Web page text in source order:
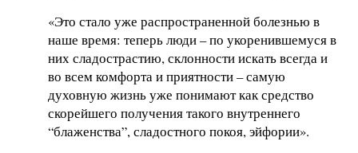
«Это стало уже распространенной болезнью в
наше время: теперь люди – по укоренившемуся в
них сладострастию, склонности искать всегда и
во всем комфорта и приятности – самую
духовную жизнь уже понимают как средство
скорейшего получения такого внутреннего
“блаженства”, сладостного покоя, эйфории».